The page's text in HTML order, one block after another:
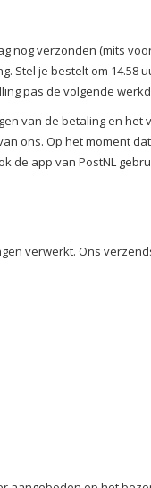
nog verzonden (mits
Stel je bestelt om 14.58
pas de volgende
van de betaling en het
ons. Op het moment
de app van PostNL
verwerkt. Ons